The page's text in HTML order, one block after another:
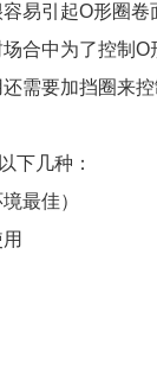
易引起O形圈卷
合中为了控制O
需要加挡圈来
下几种：
最佳）